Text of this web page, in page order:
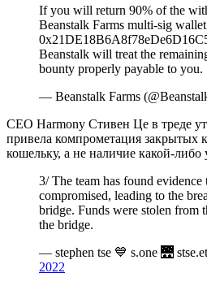
If you will return 90% of the
Beanstalk Farms multi-sig wallet
Beanstalk will treat the
bounty properly payable to you.
— Beanstalk Farms
CEO Harmony Стивен Це в треде
привела компрометация закрытых
кошельку, а не наличие какой-либо
3/ The team has found
compromised, leading to the
bridge. Funds were stolen from
the bridge.
— stephen tse 💙 s.one 🌉
2022